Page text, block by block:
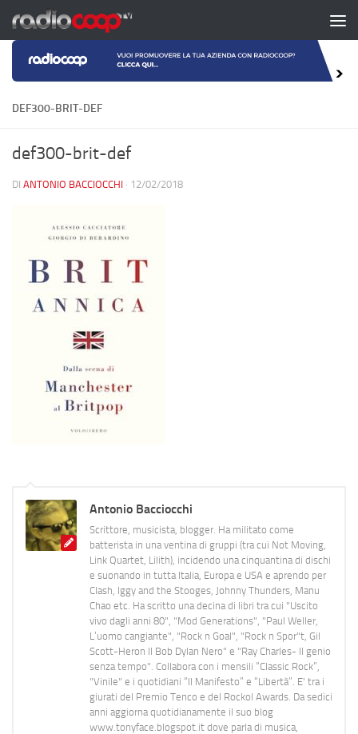
Salta al contenuto
DEF300-BRIT-DEF
def300-brit-def
DI ANTONIO BACCIOCCHI · 12/02/2018
Antonio Bacciocchi
Scrittore, musicista, blogger. Ha militato come
batterista in una ventina di gruppi (tra cui Not Moving,
Link Quartet, Lilith), incidendo una cinquantina di dischi
e suonando in tutta Italia, Europa e USA e aprendo per
Clash, Iggy and the Stooges, Johnny Thunders, Manu
Chao etc. Ha scritto una decina di libri tra cui "Uscito
vivo dagli anni 80", "Mod Generations", "Paul Weller,
L’uomo cangiante", "Rock n Goal", "Rock n Spor"t, Gil
Scott-Heron Il Bob Dylan Nero" e "Ray Charles- Il genio
senza tempo". Collabora con i mensili “Classic Rock”,
"Vinile" e i quotidiani “Il Manifesto” e “Libertà”. E' tra i
giurati del Premio Tenco e del Rockol Awards. Da sedici
anni aggiorna quotidianamente il suo blog
www.tonyface.blogspot.it dove parla di musica,